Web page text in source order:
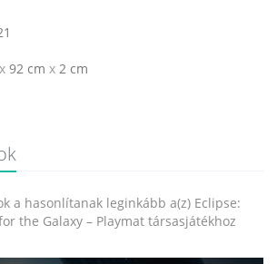
x 92 cm x 2 cm
a hasonlítanak leginkább a(z) Eclipse:
the Galaxy – Playmat társasjátékhoz